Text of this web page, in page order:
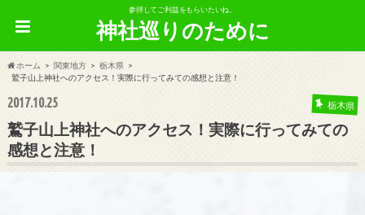
参拝してご利益をもらいたいね。
神社巡りのために
ホーム 関東地方
栃木県
鷲子山上神社へのアクセス！実際に行ってみての感想と注意！
2017.10.25 栃木県
鷲子山上神社へのアクセス！実際に行ってみての
感想と注意！